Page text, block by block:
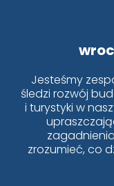
Jesteśmy
śledzi rozwój
i turystyki w
zrozumieć, co